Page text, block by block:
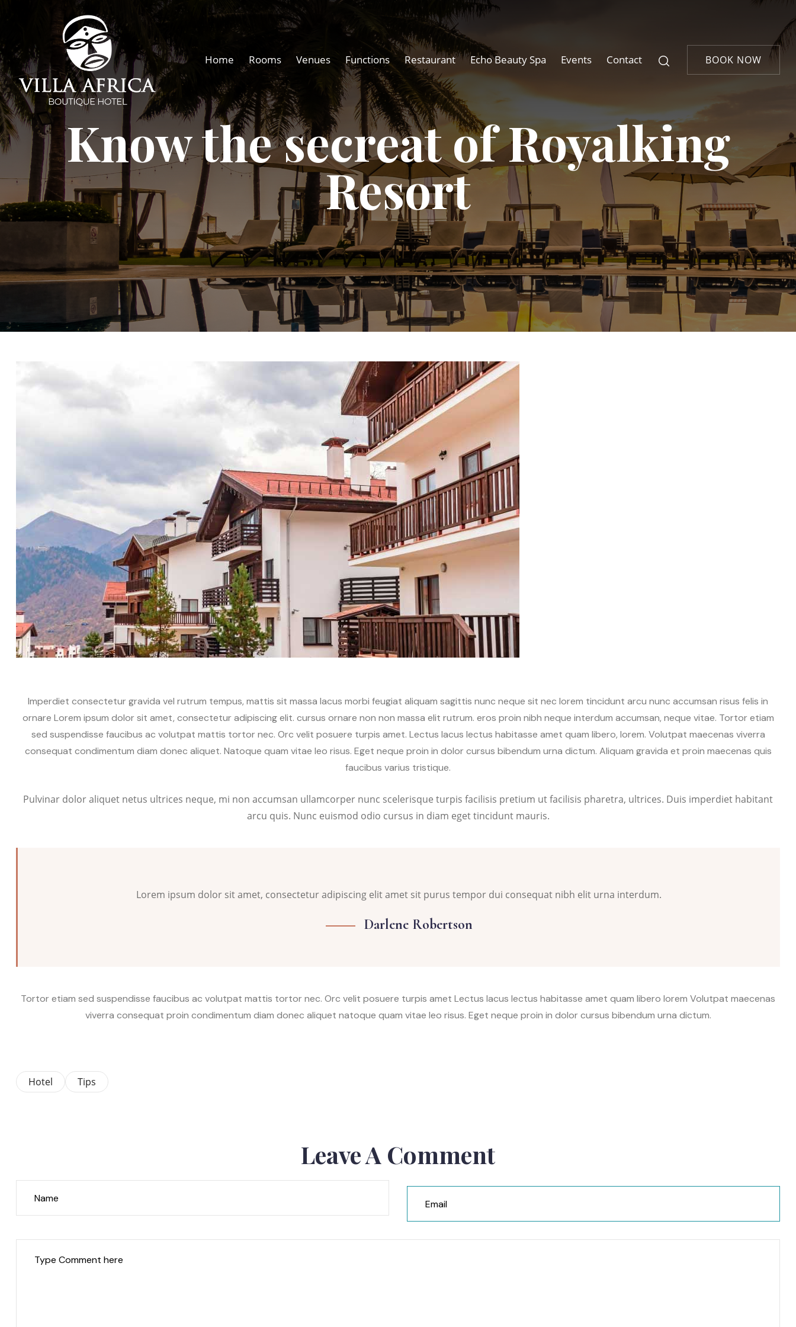
Home Rooms Venues Functions Restaurant Echo Beauty Spa Events Contact BOOK NOW
Know the secreat of Royalking
Resort
Imperdiet consectetur gravida vel rutrum tempus, mattis sit massa lacus morbi feugiat aliquam sagittis nunc neque sit nec lorem tincidunt arcu nunc accumsan risus felis in
ornare Lorem ipsum dolor sit amet, consectetur adipiscing elit. cursus ornare non non massa elit rutrum. eros proin nibh neque interdum accumsan, neque vitae. Tortor etiam
sed suspendisse faucibus ac volutpat mattis tortor nec. Orc velit posuere turpis amet. Lectus lacus lectus habitasse amet quam libero, lorem. Volutpat maecenas viverra
consequat condimentum diam donec aliquet. Natoque quam vitae leo risus. Eget neque proin in dolor cursus bibendum urna dictum. Aliquam gravida et proin maecenas quis
faucibus varius tristique.
Pulvinar dolor aliquet netus ultrices neque, mi non accumsan ullamcorper nunc scelerisque turpis facilisis pretium ut facilisis pharetra, ultrices. Duis imperdiet habitant
arcu quis. Nunc euismod odio cursus in diam eget tincidunt mauris.
Lorem ipsum dolor sit amet, consectetur adipiscing elit amet sit purus tempor dui consequat nibh elit urna interdum.
Darlene Robertson
Tortor etiam sed suspendisse faucibus ac volutpat mattis tortor nec. Orc velit posuere turpis amet Lectus lacus lectus habitasse amet quam libero lorem Volutpat maecenas
viverra consequat proin condimentum diam donec aliquet natoque quam vitae leo risus. Eget neque proin in dolor cursus bibendum urna dictum.
Hotel Tips
Leave A Comment